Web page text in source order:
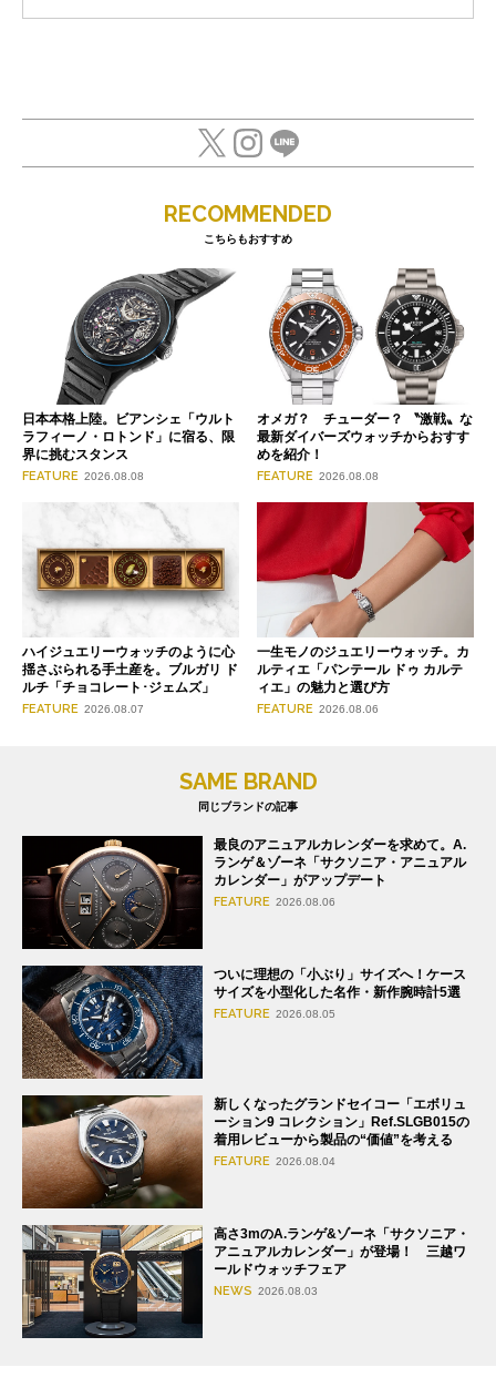
RECOMMENDED
こちらもおすすめ
日本本格上陸。ビアンシェ「ウルト
ラフィーノ・ロトンド」に宿る、限
界に挑むスタンス
FEATURE 2026.08.08
オメガ？ チューダー？ 〝激戦〟な
最新ダイバーズウォッチからおすす
めを紹介！
FEATURE 2026.08.08
ハイジュエリーウォッチのように心
揺さぶられる手土産を。ブルガリ ド
ルチ「チョコレート･ジェムズ」
FEATURE 2026.08.07
一生モノのジュエリーウォッチ。カ
ルティエ「パンテール ドゥ カルテ
ィエ」の魅力と選び方
FEATURE 2026.08.06
SAME BRAND
同じブランドの記事
最良のアニュアルカレンダーを求めて。A.
ランゲ＆ゾーネ「サクソニア・アニュアル
カレンダー」がアップデート
FEATURE 2026.08.06
ついに理想の「小ぶり」サイズへ！ケース
サイズを小型化した名作・新作腕時計5選
FEATURE 2026.08.05
新しくなったグランドセイコー「エボリュ
ーション9 コレクション」Ref.SLGB015の
着用レビューから製品の“価値”を考える
FEATURE 2026.08.04
高さ3mのA.ランゲ&ゾーネ「サクソニア・
アニュアルカレンダー」が登場！ 三越ワ
ールドウォッチフェア
NEWS 2026.08.03